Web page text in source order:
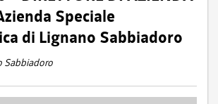
Speciale
di Lignano Sabbiadoro
Sabbiadoro